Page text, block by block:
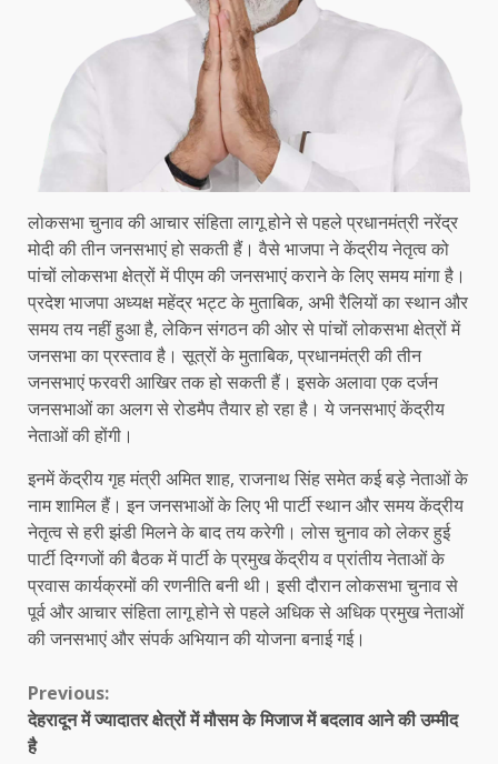
लोकसभा चुनाव की आचार संहिता लागू होने से पहले प्रधानमंत्री नरेंद्र
मोदी की तीन जनसभाएं हो सकती हैं। वैसे भाजपा ने केंद्रीय नेतृत्व को
पांचों लोकसभा क्षेत्रों में पीएम की जनसभाएं कराने के लिए समय मांगा है।
प्रदेश भाजपा अध्यक्ष महेंद्र भट्ट के मुताबिक, अभी रैलियों का स्थान और
समय तय नहीं हुआ है, लेकिन संगठन की ओर से पांचों लोकसभा क्षेत्रों में
जनसभा का प्रस्ताव है। सूत्रों के मुताबिक, प्रधानमंत्री की तीन
जनसभाएं फरवरी आखिर तक हो सकती हैं। इसके अलावा एक दर्जन
जनसभाओं का अलग से रोडमैप तैयार हो रहा है। ये जनसभाएं केंद्रीय
नेताओं की होंगी।
इनमें केंद्रीय गृह मंत्री अमित शाह, राजनाथ सिंह समेत कई बड़े नेताओं के
नाम शामिल हैं। इन जनसभाओं के लिए भी पार्टी स्थान और समय केंद्रीय
नेतृत्व से हरी झंडी मिलने के बाद तय करेगी। लोस चुनाव को लेकर हुई
पार्टी दिग्गजों की बैठक में पार्टी के प्रमुख केंद्रीय व प्रांतीय नेताओं के
प्रवास कार्यक्रमों की रणनीति बनी थी। इसी दौरान लोकसभा चुनाव से
पूर्व और आचार संहिता लागू होने से पहले अधिक से अधिक प्रमुख नेताओं
की जनसभाएं और संपर्क अभियान की योजना बनाई गई।
Continue
Reading
Previous:
देहरादून में ज्यादातर क्षेत्रों में मौसम के मिजाज में बदलाव आने की उम्मीद
है